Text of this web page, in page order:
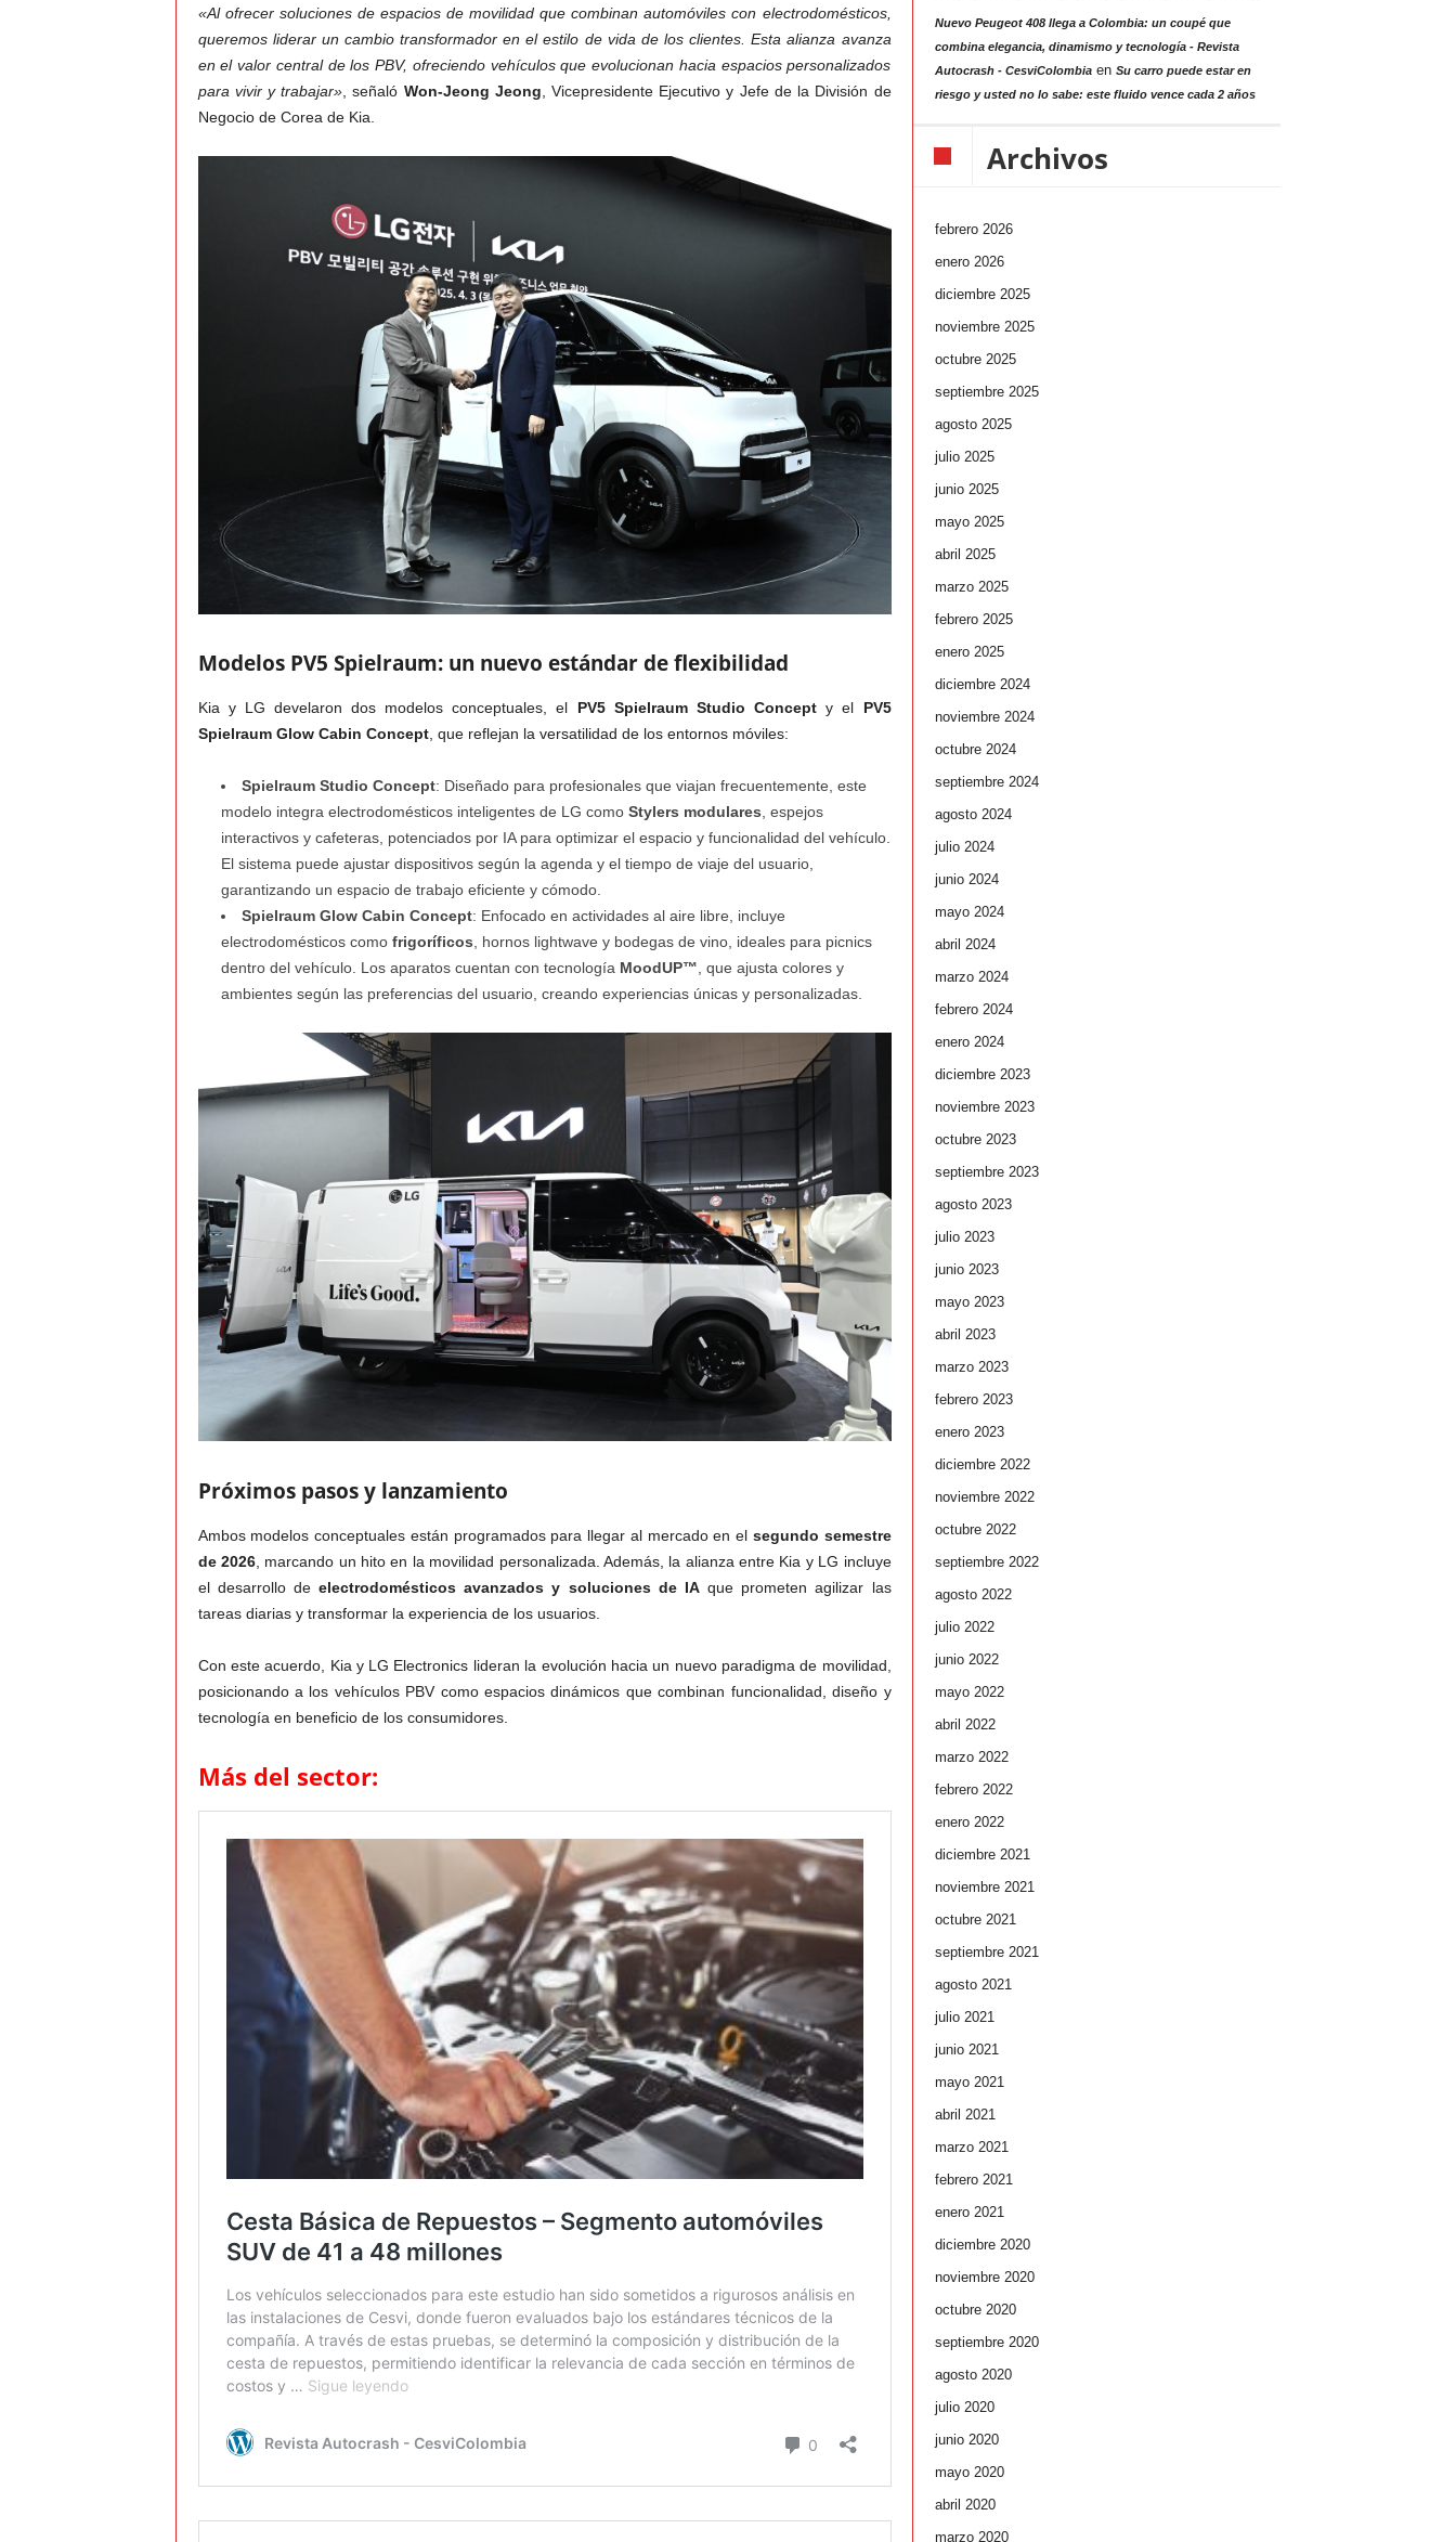
b
i
«Al ofrecer soluciones de espacios de movilidad que combinan automóviles con electrodomésticos,
queremos liderar un cambio transformador en el estilo de vida de los clientes. Esta alianza avanza
en el valor central de los PBV, ofreciendo vehículos que evolucionan hacia espacios personalizados
para vivir y trabajar» , señaló Won-Jeong Jeong , Vicepresidente Ejecutivo y Jefe de la División de
Negocio de Corea de Kia.
Modelos PV5 Spielraum: un nuevo estándar de flexibilidad
Kia y LG develaron dos modelos conceptuales, el PV5 Spielraum Studio Concept y el PV5
Spielraum Glow Cabin Concept, que reflejan la versatilidad de los entornos móviles:
Spielraum Studio Concept: Diseñado para profesionales que viajan frecuentemente, este
modelo integra electrodomésticos inteligentes de LG como Stylers modulares , espejos
interactivos y cafeteras, potenciados por IA para optimizar el espacio y funcionalidad del vehículo.
El sistema puede ajustar dispositivos según la agenda y el tiempo de viaje del usuario,
garantizando un espacio de trabajo eficiente y cómodo.
Spielraum Glow Cabin Concept: Enfocado en actividades al aire libre, incluye
electrodomésticos como frigoríficos , hornos lightwave y bodegas de vino, ideales para picnics
dentro del vehículo. Los aparatos cuentan con tecnología MoodUP™ , que ajusta colores y
ambientes según las preferencias del usuario, creando experiencias únicas y personalizadas.
Próximos pasos y lanzamiento
Ambos modelos conceptuales están programados para llegar al mercado en el segundo semestre
de 2026, marcando un hito en la movilidad personalizada. Además, la alianza entre Kia y LG incluye
el desarrollo de electrodomésticos avanzados y soluciones de IAque prometen agilizar las
tareas diarias y transformar la experiencia de los usuarios.
Con este acuerdo, Kia y LG Electronics lideran la evolución hacia un nuevo paradigma de movilidad,
posicionando a los vehículos PBV como espacios dinámicos que combinan funcionalidad, diseño y
tecnología en beneficio de los consumidores.
Más del sector:
Nuevo Peugeot 408 llega a Colombia: un coupé que
combina elegancia, dinamismo y tecnología - Revista
Autocrash - CesviColombiaen Su carro puede estar en
riesgo y usted no lo sabe: este fluido vence cada 2 años
Archivos
febrero 2026
enero 2026
diciembre 2025
noviembre 2025
octubre 2025
septiembre 2025
agosto 2025
julio 2025
junio 2025
mayo 2025
abril 2025
marzo 2025
febrero 2025
enero 2025
diciembre 2024
noviembre 2024
octubre 2024
septiembre 2024
agosto 2024
julio 2024
junio 2024
mayo 2024
abril 2024
marzo 2024
febrero 2024
enero 2024
diciembre 2023
noviembre 2023
octubre 2023
septiembre 2023
agosto 2023
julio 2023
junio 2023
mayo 2023
abril 2023
marzo 2023
febrero 2023
enero 2023
diciembre 2022
noviembre 2022
octubre 2022
septiembre 2022
agosto 2022
julio 2022
junio 2022
mayo 2022
abril 2022
marzo 2022
febrero 2022
enero 2022
diciembre 2021
noviembre 2021
octubre 2021
septiembre 2021
agosto 2021
julio 2021
junio 2021
mayo 2021
abril 2021
marzo 2021
febrero 2021
enero 2021
diciembre 2020
noviembre 2020
octubre 2020
septiembre 2020
agosto 2020
julio 2020
junio 2020
mayo 2020
abril 2020
marzo 2020